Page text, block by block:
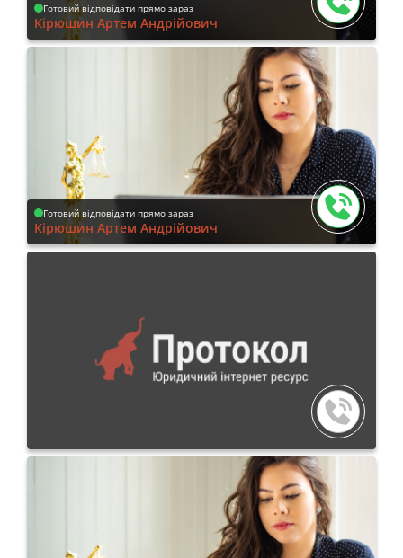
Готовий відповідати прямо зараз
Кірюшин Артем Андрійович
Готовий відповідати прямо зараз
Кірюшин Артем Андрійович